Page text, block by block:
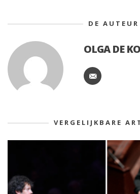
DE AUTEUR
OLGA DE
VERGELIJKBARE